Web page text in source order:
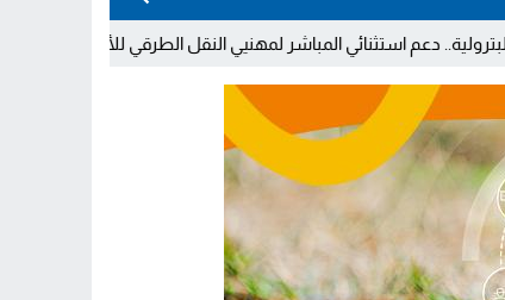
المباشر لمهنيي النقل الطرقي للأشخاص والبضائع